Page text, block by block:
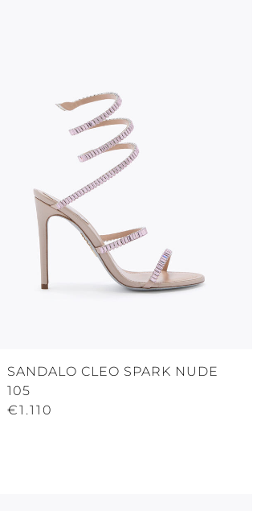
SANDALO CLEO SPARK NUDE
105
€1.110